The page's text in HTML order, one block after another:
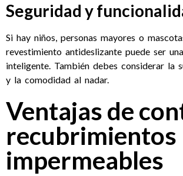
Seguridad y
Si hay niños, personas mayores o
revestimiento antideslizante puede ser
inteligente. También debes considerar la
y la comodidad al nadar.
Ventajas de
recubrimientos
impermeables